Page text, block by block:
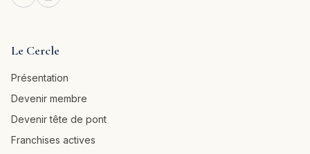
Le Cercle
Présentation
Devenir membre
Devenir tête de pont
Franchises actives